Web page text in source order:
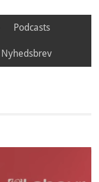
Podcasts
Nyhedsbrev